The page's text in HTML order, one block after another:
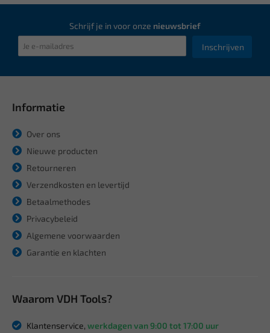
Schrijf je in voor onze nieuwsbrief
Inschrijven
Informatie
Over ons
Nieuwe producten
Retourneren
Verzendkosten en levertijd
Betaalmethodes
Privacybeleid
Algemene voorwaarden
Garantie en klachten
Waarom VDH Tools?
Klantenservice, werkdagen van 9:00 tot 17:00 uur